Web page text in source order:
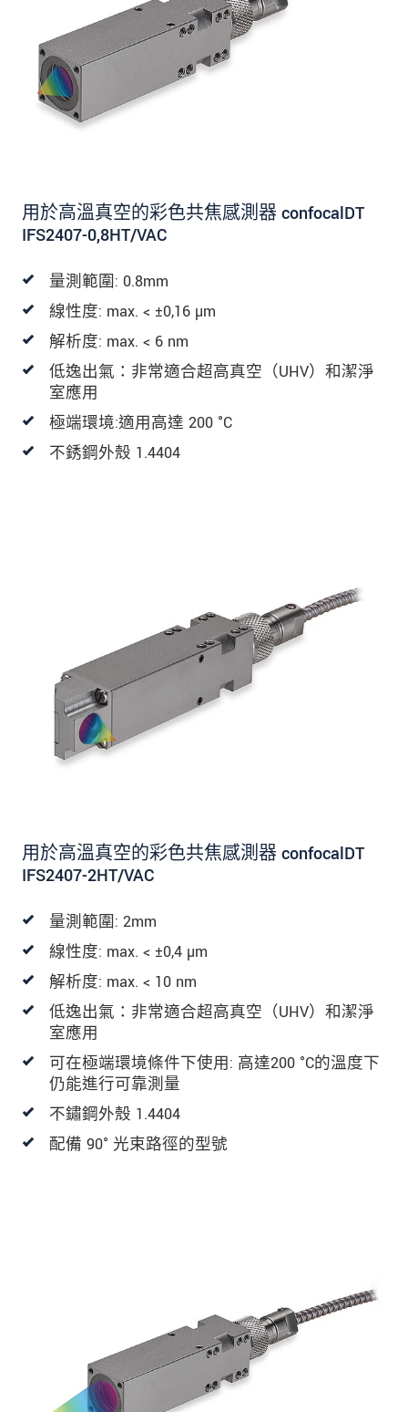
用於高溫真空的彩色共焦感測器 confocalDT
IFS2407-0,8HT/VAC
量測範圍: 0.8mm
線性度: max. < ±0,16 µm
解析度: max. < 6 nm
低逸出氣：非常適合超高真空（UHV）和潔淨
室應用
極端環境:適用高達 200 °C
不銹鋼外殼 1.4404
用於高溫真空的彩色共焦感測器 confocalDT
IFS2407-2HT/VAC
量測範圍: 2mm
線性度: max. < ±0,4 µm
解析度: max. < 10 nm
低逸出氣：非常適合超高真空（UHV）和潔淨
室應用
可在極端環境條件下使用: 高達200 °C的溫度下
仍能進行可靠測量
不鏽鋼外殼 1.4404
配備 90° 光束路徑的型號